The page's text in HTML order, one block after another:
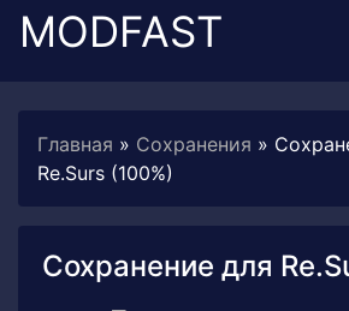
MODFAST
Главная » Сохранения »
Re.Surs (100%)
Сохранение для